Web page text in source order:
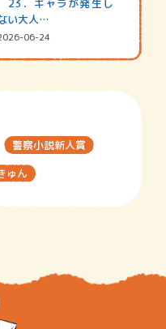
23．ギャラが発生し
い大人…
06-24
警察小説新人賞
ゅん